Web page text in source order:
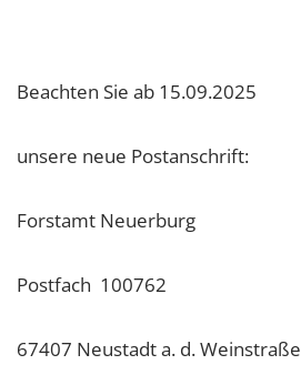
Beachten Sie ab 15.09.2025
unsere neue Postanschrift:
Forstamt Neuerburg
Postfach 100762
67407 Neustadt a. d. Weinstraße